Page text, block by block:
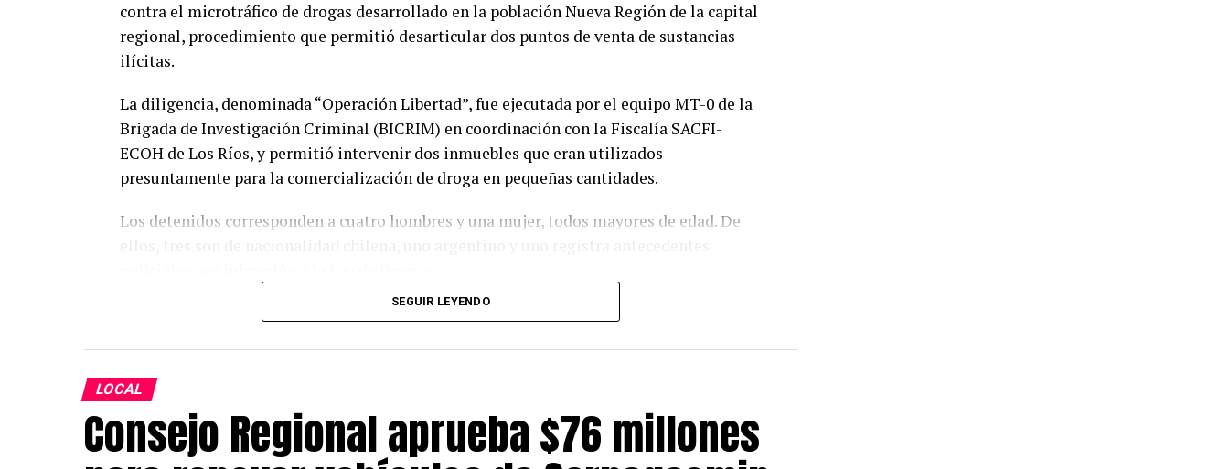
contra el microtráfico de drogas desarrollado en la población Nueva Región de la capital
regional, procedimiento que permitió desarticular dos puntos de venta de sustancias
ilícitas.
La diligencia, denominada “Operación Libertad”, fue ejecutada por el equipo MT-0 de la
Brigada de Investigación Criminal (BICRIM) en coordinación con la Fiscalía SACFI-
ECOH de Los Ríos, y permitió intervenir dos inmuebles que eran utilizados
presuntamente para la comercialización de droga en pequeñas cantidades.
Los detenidos corresponden a cuatro hombres y una mujer, todos mayores de edad. De
venta de sustancias ilícitas.
El jefe del equipo MT-0, comisario Edgardo San Martín, explicó que los inmuebles
intervenidos contaban con medidas destinadas a dificultar el ingreso policial, como
SEGUIR LEYENDO
LOCAL
Consejo Regional aprueba $76 millones